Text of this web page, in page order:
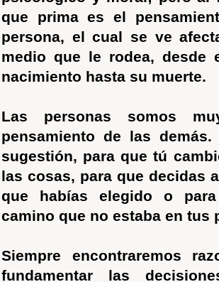
que prima es el
persona, el cual se ve
medio que le rodea, desde
nacimiento hasta su muerte.
Las personas somos
pensamiento de las
sugestión, para que tú
las cosas, para que decidas
que habías elegido o
camino que no estaba en tus
Siempre encontraremos
fundamentar las